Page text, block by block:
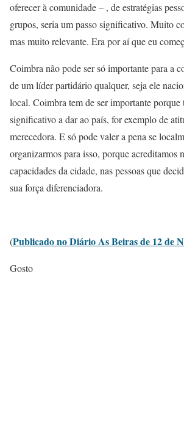
oferecer à comunidade – , de estratégias
grupos, seria um passo significativo. Muito
mas muito relevante. Era por aí que eu
Coimbra não pode ser só importante para a
de um líder partidário qualquer, seja ele
local. Coimbra tem de ser importante porque
significativo a dar ao país, for exemplo de
merecedora. E só pode valer a pena se
organizarmos para isso, porque acreditamos
capacidades da cidade, nas pessoas que
sua força diferenciadora.
(Publicado no Diário As Beiras de 12 de
Gosto